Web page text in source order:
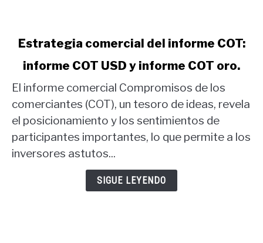
link
Estrategia
comercial
del
informe
COT:
informe
COT
Estrategia comercial del informe COT:
informe COT USD y informe COT oro.
El informe comercial Compromisos de los
comerciantes (COT), un tesoro de ideas, revela
el posicionamiento y los sentimientos de
participantes importantes, lo que permite a los
inversores astutos...
SIGUE LEYENDO